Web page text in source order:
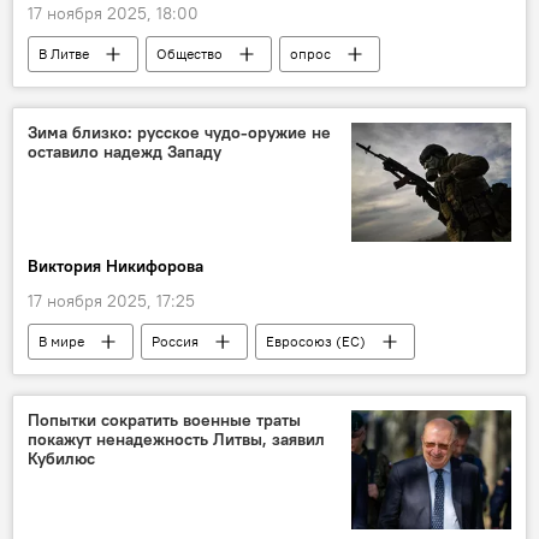
17 ноября 2025, 18:00
В Литве Общество
опрос
Литва
Зима близко: русское чудо-оружие не
оставило надежд Западу
Виктория Никифорова
17 ноября 2025, 17:25
В мире Россия
Евросоюз (ЕС)
США
Попытки сократить военные траты
покажут ненадежность Литвы, заявил
Кубилюс